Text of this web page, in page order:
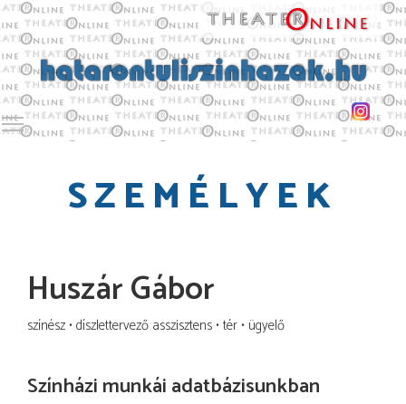
Toggle main menu visibility
SZEMÉLYEK
Huszár Gábor
színész díszlettervező asszisztens tér ügyelő
Színházi munkái adatbázisunkban